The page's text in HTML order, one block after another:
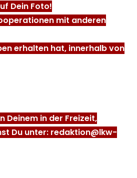
Dein Foto!
mit anderen
erhalten hat, innerhalb von
Deinem in der Freizeit,
Du unter: redaktion@lkw-